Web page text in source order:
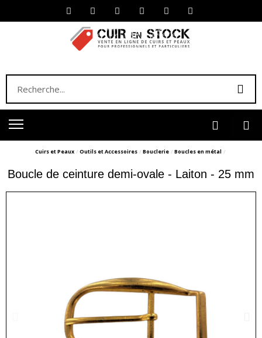
Cuirs et Peaux Outils et Accessoires Bouclerie Boucles en métal
Boucle de ceinture demi-ovale - Laiton - 25 mm